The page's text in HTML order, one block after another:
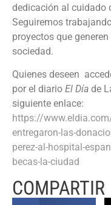
dedicación al cuidado
Seguiremos
proyectos que
sociedad.
Quienes deseen
por el diario El Día de
siguiente enlace:
https://
entregaron-las-
perez-al-hospital-
becas-la-ciudad
COMPARTIR